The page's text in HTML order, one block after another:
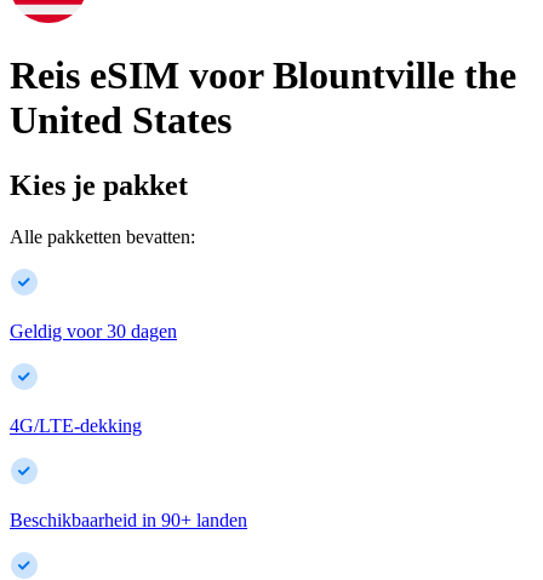
Reis eSIM voor Blountville the
United States
Kies je pakket
Alle pakketten bevatten:
Geldig voor 30 dagen
4G/LTE-dekking
Beschikbaarheid in 90+ landen